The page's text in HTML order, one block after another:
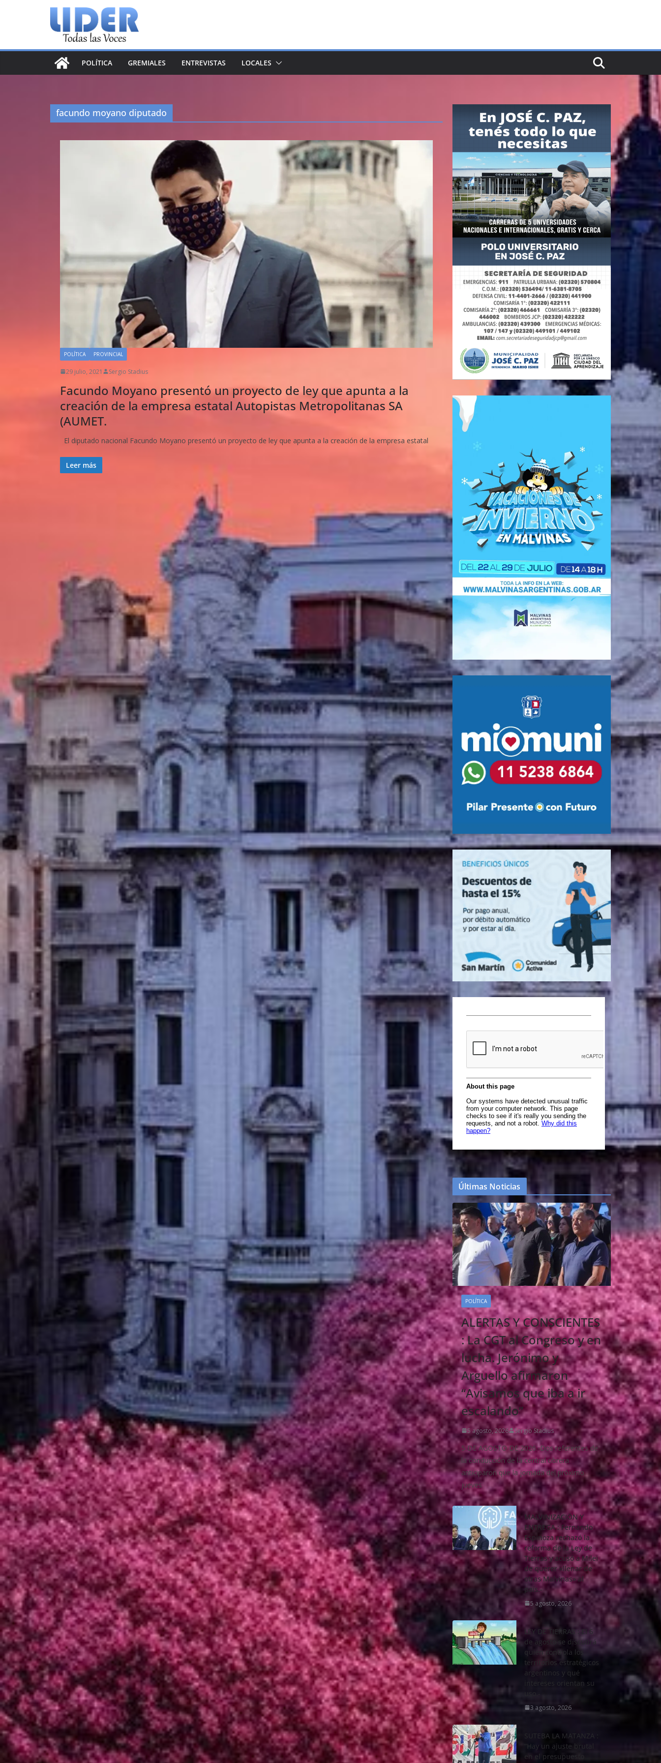
POLÍTICA GREMIALES ENTREVISTAS LOCALES
facundo moyano diputado
POLÍTICA PROVINCIAL
29 julio, 2021 Sergio Stadius
Facundo Moyano presentó un proyecto de ley que apunta a la
creación de la empresa estatal Autopistas Metropolitanas SA
(AUMET.
El diputado nacional Facundo Moyano presentó un proyecto de ley que apunta a la creación de la empresa estatal
Leer más
Últimas Noticias
POLÍTICA
ALERTAS Y CONSCIENTES
: La CGT al Congreso y en
lucha. Jerónimo y
Arguello afirmaron
“Avisamos que iba a ir
escalando”
5 agosto, 2026 Sergio Stadius
5 DE AGOSTO DE 2026.-Dos referentes de
la conducción de la central obrera
anticiparon que la jornada del próximo
jueves
MALVINIZACIÖN Y
ENTREGA : Fernando
Espinoza rechazó la
reforma de la Ley de
Tierras y acusó a Milei
de querer «llenar de
otras Malvinas» al
país.-
5 agosto, 2026
LEY DE TIERRAS : El 6
de agosto se discutirá
quién controla los
territorios estratégicos
argentinos y qué
intereses orientan su
uso.-
3 agosto, 2026
SUTEBA LA MATANZA :
“Hay un ajuste brutal
en el presupuesto